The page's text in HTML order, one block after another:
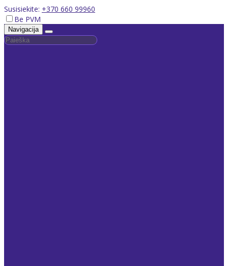
Susisiekite: +370 660 99960
Be PVM
Navigacija